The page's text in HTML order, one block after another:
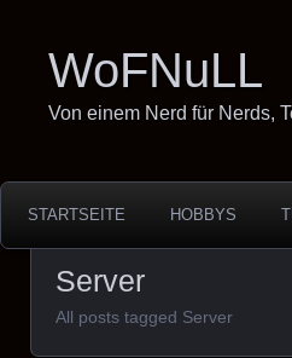
WoFNuLL
Von einem Nerd für Nerds,
STARTSEITE HOBBYS
Server
All posts tagged Server